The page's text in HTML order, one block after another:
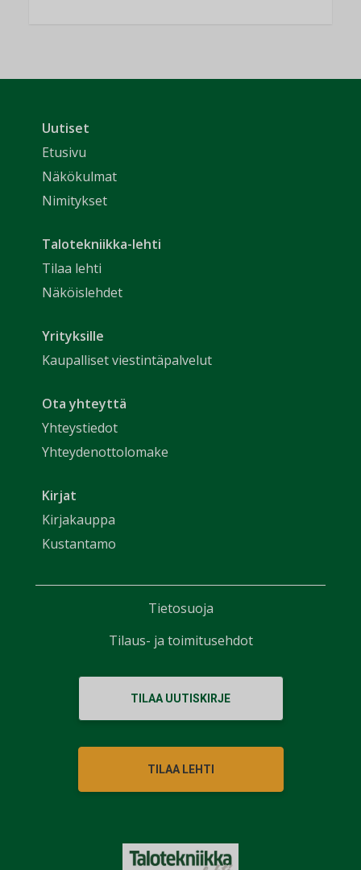
Uutiset
Etusivu
Näkökulmat
Nimitykset
Talotekniikka-lehti
Tilaa lehti
Näköislehdet
Yrityksille
Kaupalliset viestintäpalvelut
Ota yhteyttä
Yhteystiedot
Yhteydenottolomake
Kirjat
Kirjakauppa
Kustantamo
TILAA UUTISKIRJE
TILAA LEHTI
Tietosuoja
Tilaus- ja toimitusehdot